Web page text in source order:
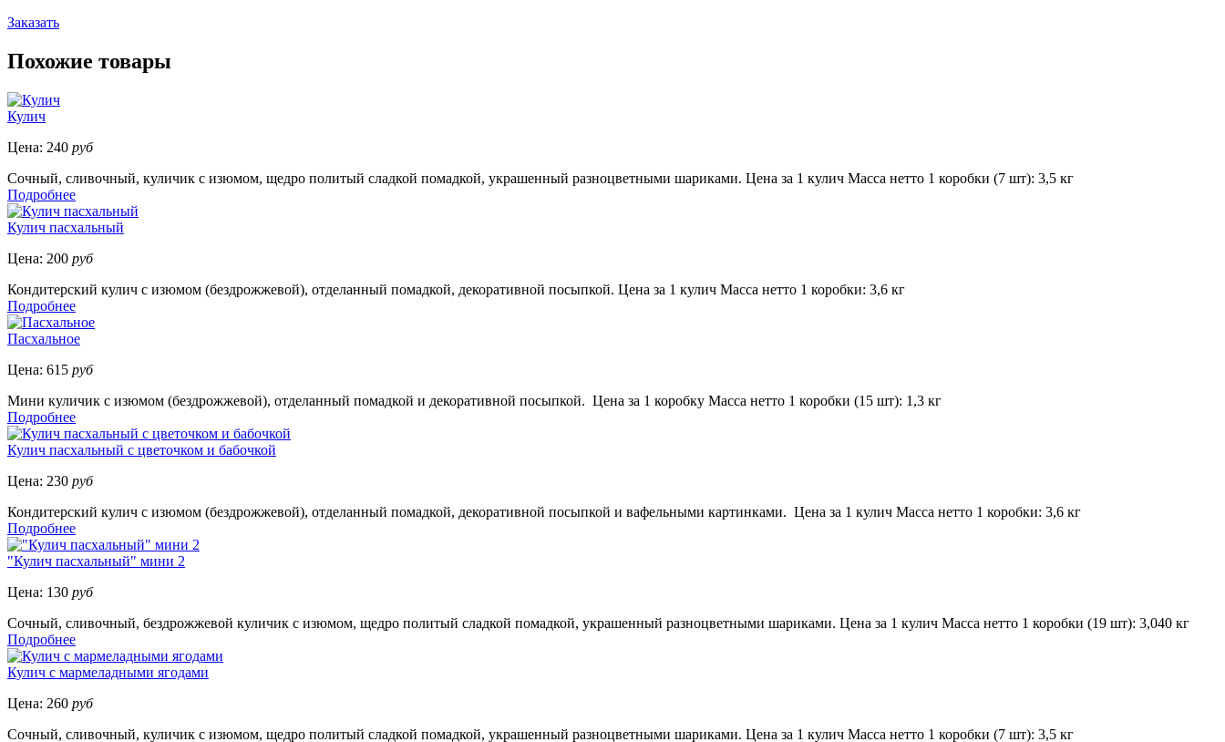
Заказать
Похожие товары
Кулич
Цена: 240 руб
Сочный, сливочный, куличик с изюмом, щедро политый сладкой помадкой, украшенный разноцветными шариками. Цена за 1 кулич Масса нетто 1 коробки (7 шт): 3,5 кг
Подробнее
Кулич пасхальный
Цена: 200 руб
Кондитерский кулич с изюмом (бездрожжевой), отделанный помадкой, декоративной посыпкой. Цена за 1 кулич Масса нетто 1 коробки: 3,6 кг
Подробнее
Пасхальное
Цена: 615 руб
Мини куличик с изюмом (бездрожжевой), отделанный помадкой и декоративной посыпкой. Цена за 1 коробку Масса нетто 1 коробки (15 шт): 1,3 кг
Подробнее
Кулич пасхальный с цветочком и бабочкой
Цена: 230 руб
Кондитерский кулич с изюмом (бездрожжевой), отделанный помадкой, декоративной посыпкой и вафельными картинками. Цена за 1 кулич Масса нетто 1 коробки: 3,6 кг
Подробнее
"Кулич пасхальный" мини 2
Цена: 130 руб
Сочный, сливочный, бездрожжевой куличик с изюмом, щедро политый сладкой помадкой, украшенный разноцветными шариками. Цена за 1 кулич Масса нетто 1 коробки (19 шт): 3,040 кг
Подробнее
Кулич с мармеладными ягодами
Цена: 260 руб
Сочный, сливочный, куличик с изюмом, щедро политый сладкой помадкой, украшенный разноцветными шариками. Цена за 1 кулич Масса нетто 1 коробки (7 шт): 3,5 кг